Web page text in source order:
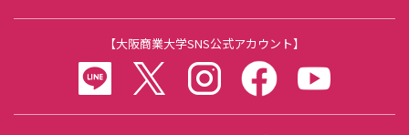
【 大阪商業大学SNS公式アカウント】
LINE
twitter instagram facebook